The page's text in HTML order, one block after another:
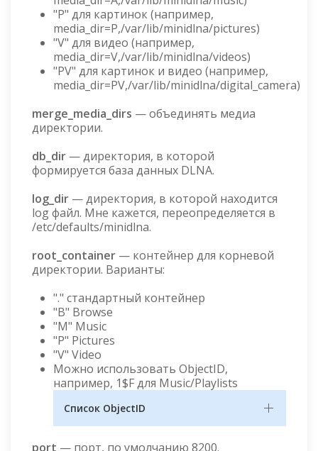
"P" для картинок (например,
media_dir=P,/var/lib/minidlna/pictures)
"V" для видео (например,
media_dir=V,/var/lib/minidlna/videos)
"PV" для картинок и видео (например,
media_dir=PV,/var/lib/minidlna/digital_camera)
merge_media_dirs — объединять медиа
директории.
db_dir — директория, в которой
формируется база данных DLNA.
log_dir — директория, в которой находится
log файл. Мне кажется, переопределяется в
/etc/defaults/minidlna.
root_container — контейнер для корневой
директории. Варианты:
"." стандартный контейнер
"B" Browse
"M" Music
"P" Pictures
"V" Video
Можно использовать ObjectID,
например, 1$F для Music/Playlists
Список ObjectID
port — порт, по умолчанию 8200.